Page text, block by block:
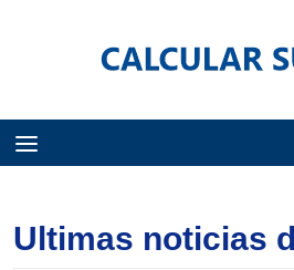
Ultimas noticias